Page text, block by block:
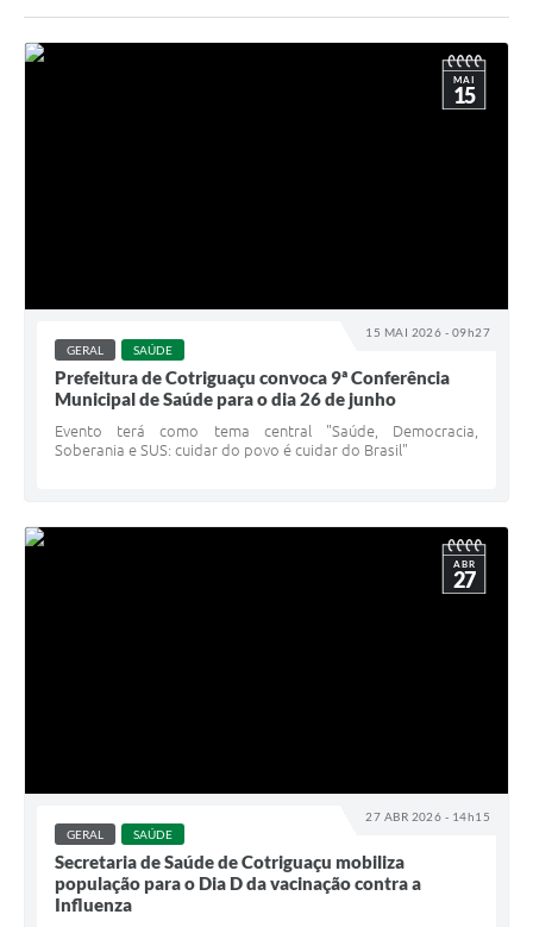
Carta de Serviços
Turismo
Obras
Projetos
Legislação
Jornal
Agenda
15 MAI 2026 - 09h27
MAI
15
GERAL SAÚDE
Prefeitura de Cotriguaçu convoca 9ª Conferência
Municipal de Saúde para o dia 26 de junho
Evento terá como tema central "Saúde, Democracia,
Soberania e SUS: cuidar do povo é cuidar do Brasil"
27 ABR 2026 - 14h15
ABR
27
GERAL SAÚDE
Secretaria de Saúde de Cotriguaçu mobiliza
população para o Dia D da vacinação contra a
Influenza